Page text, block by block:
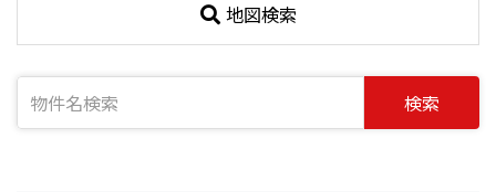
地図検索
検索